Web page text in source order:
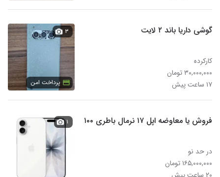
گوشی داریا باند ۲ لایت
کارکرده
۳۰,۰۰۰,۰۰۰ تومان
۱۷ ساعت پیش
۳
پرداخت امن
فروش یا معاوضه اپل ۱۷ نرمال باطری ۱۰۰
در حد نو
۱۶۵,۰۰۰,۰۰۰ تومان
۱